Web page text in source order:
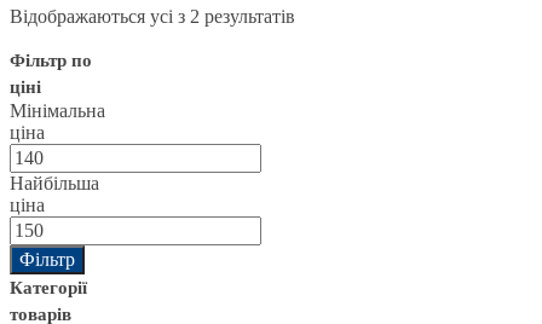
Відображаються усі з 2 результатів
Фільтр по
ціні
Мінімальна
ціна
Найбільша
ціна
Фільтр
Категорії
товарів